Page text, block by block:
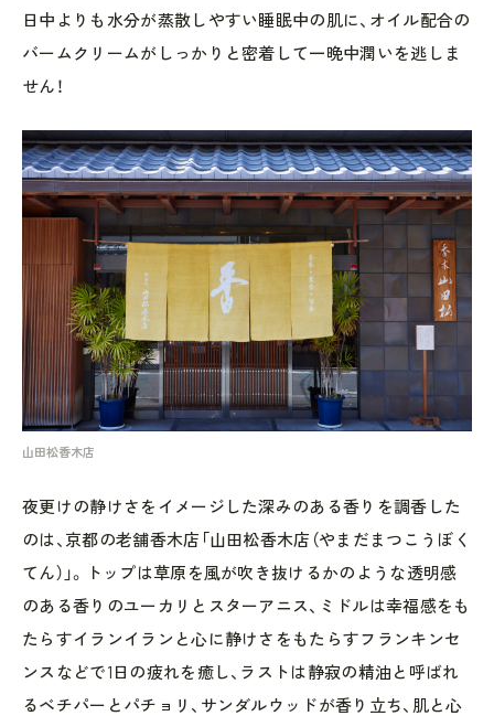
日中よりも水分が蒸散しやすい睡眠中の肌に、オイル配合の
バームクリームがしっかりと密着して一晩中潤いを逃しま
せん！
山田松香木店
夜更けの静けさをイメージした深みのある香りを調香した
のは、京都の老舗香木店「山田松香木店（やまだまつこうぼく
てん）」。トップは草原を風が吹き抜けるかのような透明感
のある香りのユーカリとスターアニス、ミドルは幸福感をも
たらすイランイランと心に静けさをもたらすフランキンセ
ンスなどで1日の疲れを癒し、ラストは静寂の精油と呼ばれ
るベチパーとパチョリ、サンダルウッドが香り立ち、肌と心